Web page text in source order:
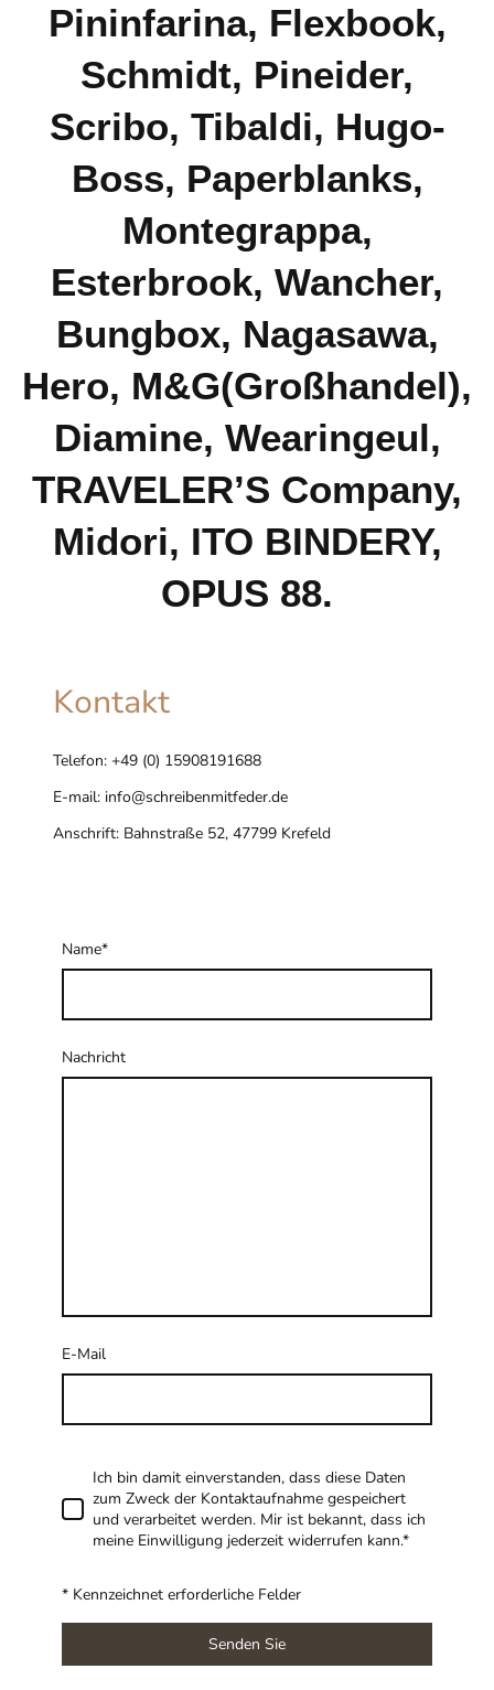
Pininfarina, Flexbook,
Schmidt, Pineider,
Scribo, Tibaldi, Hugo-
Boss, Paperblanks,
Montegrappa,
Esterbrook, Wancher,
Bungbox, Nagasawa,
Hero, M&G(Großhandel),
Diamine, Wearingeul,
TRAVELER’S Company,
Midori, ITO BINDERY,
OPUS 88.
Kontakt
Telefon: +49 (0) 15908191688
E-mail: info@schreibenmitfeder.de
Anschrift: Bahnstraße 52, 47799 Krefeld
Name*
Nachricht
E-Mail
Ich bin damit einverstanden, dass diese Daten
zum Zweck der Kontaktaufnahme gespeichert
und verarbeitet werden. Mir ist bekannt, dass ich
meine Einwilligung jederzeit widerrufen kann.*
* Kennzeichnet erforderliche Felder
Senden Sie